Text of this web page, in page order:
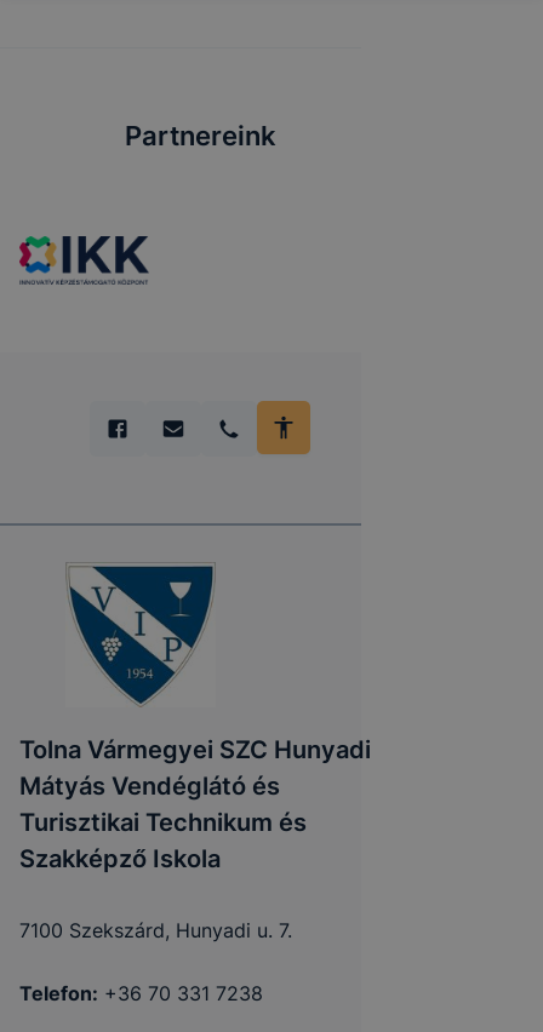
Partnereink
Tolna Vármegyei SZC Hunyadi
Mátyás Vendéglátó és
Turisztikai Technikum és
Szakképző Iskola
7100 Szekszárd, Hunyadi u. 7.
Telefon: +36 70 331 7238